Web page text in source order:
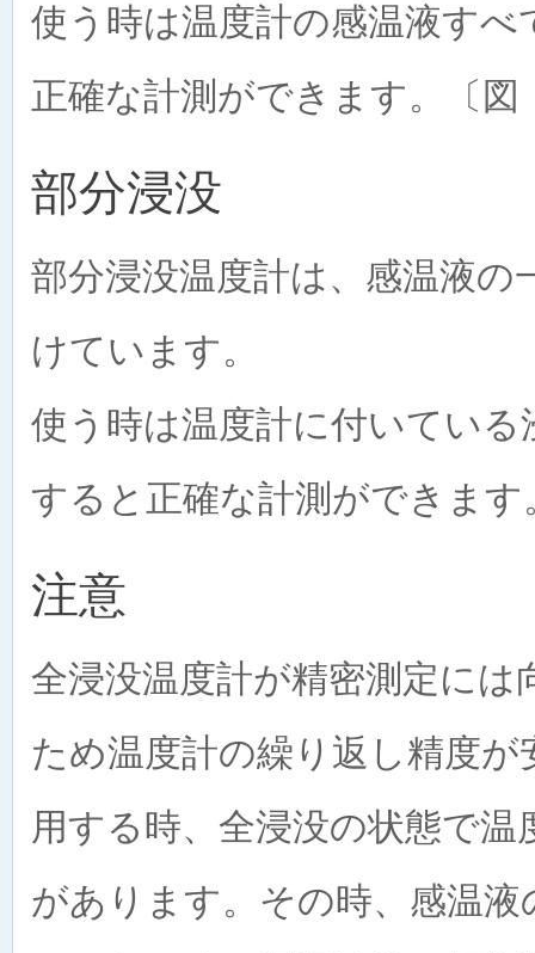
使う時は温度計の感温液す
正確な計測ができます。〔図
部分浸没
部分浸没温度計は、感温液
けています。
使う時は温度計に付いてい
すると正確な計測ができます
注意
全浸没温度計が精密測定に
ため温度計の繰り返し精度
用する時、全浸没の状態で
があります。その時、感温